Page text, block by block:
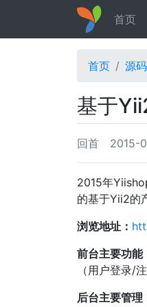
首页
首页 源码
基于
回首 2015-
2015年
的基于Yii2的
浏览地址：
前台主要功能
（用户登录/
后台主要管理